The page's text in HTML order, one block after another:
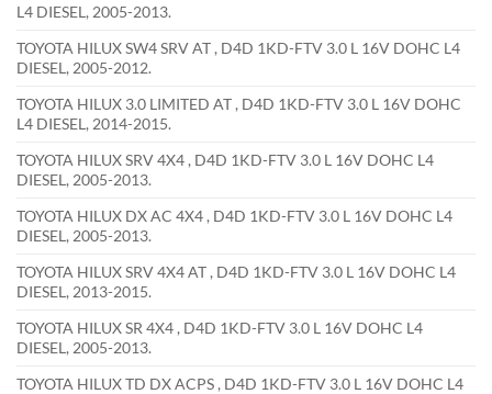
L4 DIESEL, 2005-2013.
TOYOTA HILUX SW4 SRV AT , D4D 1KD-FTV 3.0 L 16V DOHC L4
DIESEL, 2005-2012.
TOYOTA HILUX 3.0 LIMITED AT , D4D 1KD-FTV 3.0 L 16V DOHC
L4 DIESEL, 2014-2015.
TOYOTA HILUX SRV 4X4 , D4D 1KD-FTV 3.0 L 16V DOHC L4
DIESEL, 2005-2013.
TOYOTA HILUX DX AC 4X4 , D4D 1KD-FTV 3.0 L 16V DOHC L4
DIESEL, 2005-2013.
TOYOTA HILUX SRV 4X4 AT , D4D 1KD-FTV 3.0 L 16V DOHC L4
DIESEL, 2013-2015.
TOYOTA HILUX SR 4X4 , D4D 1KD-FTV 3.0 L 16V DOHC L4
DIESEL, 2005-2013.
TOYOTA HILUX TD DX ACPS , D4D 1KD-FTV 3.0 L 16V DOHC L4